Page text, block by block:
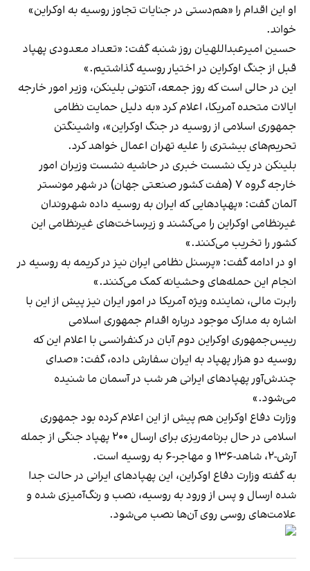
او این اقدام را «هم‌دستی در جنایات تجاوز روسیه به اوکراین»
خواند.
حسین امیرعبداللهیان روز شنبه گفت: «تعداد معدودی پهپاد
قبل از جنگ اوکراین در اختیار روسیه گذاشتیم.»
این در حالی است که روز جمعه، آنتونی بلینکن، وزیر امور خارجه
ایالات متحده آمریکا، اعلام کرد «به دلیل حمایت نظامی
جمهوری اسلامی از روسیه در جنگ اوکراین»، واشینگتن
تحریم‌های بیشتری را علیه تهران اعمال خواهد کرد.
بلینکن در یک نشست خبری در حاشیه نشست وزیران امور
خارجه گروه ۷ (هفت کشور صنعتی جهان) در شهر مونستر
آلمان گفت: «پهپادهایی که ایران به روسیه داده شهروندان
غیرنظامی اوکراین را می‌کشند و زیرساخت‌های غیر‌نظامی این
کشور را تخریب می‌کنند.»
او در ادامه گفت: «پرسنل نظامی ایران نیز در کریمه به روسیه در
انجام این حمله‌های وحشیانه کمک می‌کنند.»
رابرت مالی، نماینده ویژه آمریکا در امور ایران نیز پیش از این با
اشاره به مدارک موجود درباره اقدام جمهوری اسلامی
رییس‌جمهوری اوکراین دوم آبان در کنفرانسی با اعلام این که
روسیه دو هزار پهپاد به ایران سفارش داده، گفت: «صدای
چندش‌آور پهپادهای ایرانی هر شب در آسمان ما شنیده
می‌شود.»
وزارت دفاع اوکراین هم پیش از این اعلام کرده بود جمهوری
اسلامی در حال برنامه‌ریزی برای ارسال ۲۰۰ پهپاد جنگی از جمله
آرش-۲، شاهد-۱۳۶ و مهاجر-۶ به روسیه است.
به گفته وزارت دفاع اوکراین، این پهپادهای ایرانی در حالت جدا
شده ارسال و پس از ورود به روسیه، نصب و رنگ‌آمیزی شده و
علامت‌های روسی روی آن‌ها نصب می‌شود.